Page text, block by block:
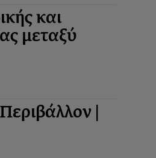
και
μεταξύ
|